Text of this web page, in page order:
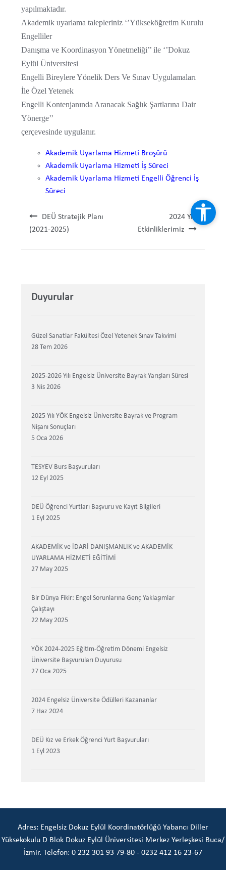
Kalite Güvence Sistemi
Yüksek Öğretim Kalite Kurulu (YÖKAK)
DEÜ Kalite Koordinatörlüğü
İş Süreçleri
Görev Tanımları
Engelsiz Bülten
yapılmaktadır.
Akademik uyarlama talepleriniz ‘’Yükseköğretim Kurulu
Engelliler
Danışma ve Koordinasyon Yönetmeliği’’ ile ‘’Dokuz
Eylül Üniversitesi
Engelli Bireylere Yönelik Ders Ve Sınav Uygulamaları
İle Özel Yetenek
Engelli Kontenjanında Aranacak Sağlık Şartlarına Dair
Yönerge’’
çerçevesinde uygulanır.
Akademik Uyarlama Hizmeti Broşürü
Akademik Uyarlama Hizmeti İş Süreci
Akademik Uyarlama Hizmeti Engelli Öğrenci İş
Süreci
Yazı dolaşımı
DEÜ Stratejik Planı
(2021-2025)
2024 Yılı
Etkinliklerimiz
Duyurular
Güzel Sanatlar Fakültesi Özel Yetenek Sınav Takvimi
28 Tem 2026
2025-2026 Yılı Engelsiz Üniversite Bayrak Yarışları Süresi
3 Nis 2026
2025 Yılı YÖK Engelsiz Üniversite Bayrak ve Program
Nişanı Sonuçları
5 Oca 2026
TESYEV Burs Başvuruları
12 Eyl 2025
DEÜ Öğrenci Yurtları Başvuru ve Kayıt Bilgileri
1 Eyl 2025
AKADEMİK ve İDARİ DANIŞMANLIK ve AKADEMİK
UYARLAMA HİZMETİ EĞİTİMİ
27 May 2025
Bir Dünya Fikir: Engel Sorunlarına Genç Yaklaşımlar
Çalıştayı
22 May 2025
YÖK 2024-2025 Eğitim-Öğretim Dönemi Engelsiz
Üniversite Başvuruları Duyurusu
27 Oca 2025
2024 Engelsiz Üniversite Ödülleri Kazananlar
7 Haz 2024
DEÜ Kız ve Erkek Öğrenci Yurt Başvuruları
1 Eyl 2023
Adres: Engelsiz Dokuz Eylül Koordinatörlüğü Yabancı Diller
Yüksekokulu D Blok Dokuz Eylül Üniversitesi Merkez Yerleşkesi Buca/
İzmir. Telefon: 0 232 301 93 79-80 - 0232 412 16 23-67